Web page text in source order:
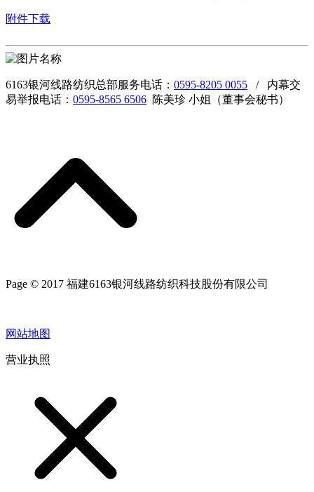
附件下载
6163银河线路纺织总部服务电话： 0595-8205 0055 / 内幕交
易举报电话： 0595-8565 6506 陈美珍 小姐（董事会秘书）
Page © 2017 福建6163银河线路纺织科技股份有限公司
网站地图
营业执照